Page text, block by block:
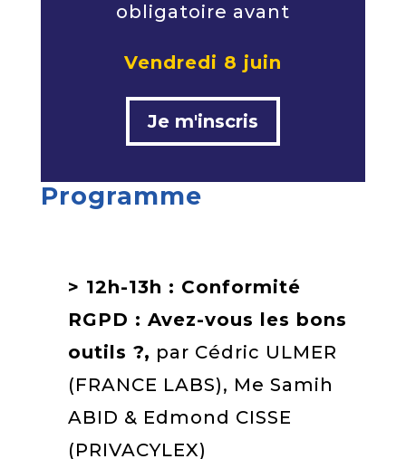
obligatoire avant
Vendredi 8 juin
Je m'inscris
Programme
> 12h-13h : Conformité
RGPD : Avez-vous les bons
outils ?, par Cédric ULMER
(FRANCE LABS), Me Samih
ABID & Edmond CISSE
(PRIVACYLEX)